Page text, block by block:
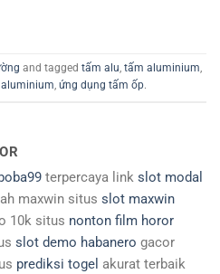
and tagged tấm alu, tấm aluminium,
, ứng dụng tấm ốp.
boba99 terpercaya link slot modal
maxwin situs slot maxwin
10k situs nonton film horor
slot demo habanero gacor
prediksi togel akurat terbaik